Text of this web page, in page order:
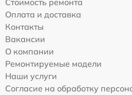
Стоимость ремонта
Оплата и доставка
Контакты
Вакансии
О компании
Ремонтируемые модели
Наши услуги
Согласие на обработку